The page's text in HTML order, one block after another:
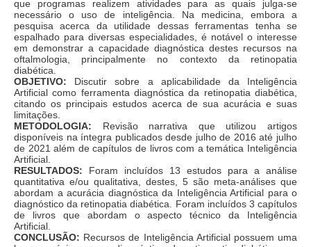
que programas realizem atividades para as quais julga-se
necessário o uso de inteligência. Na medicina, embora a
pesquisa acerca da utilidade dessas ferramentas tenha se
espalhado para diversas especialidades, é notável o interesse
em demonstrar a capacidade diagnóstica destes recursos na
oftalmologia, principalmente no contexto da retinopatia
diabética.
OBJETIVO: Discutir sobre a aplicabilidade da Inteligência
Artificial como ferramenta diagnóstica da retinopatia diabética,
citando os principais estudos acerca de sua acurácia e suas
limitações.
METODOLOGIA: Revisão narrativa que utilizou artigos
disponíveis na íntegra publicados desde julho de 2016 até julho
de 2021 além de capítulos de livros com a temática Inteligência
Artificial.
RESULTADOS: Foram incluídos 13 estudos para a análise
quantitativa e/ou qualitativa, destes, 5 são meta-análises que
abordam a acurácia diagnóstica da Inteligência Artificial para o
diagnóstico da retinopatia diabética. Foram incluídos 3 capítulos
de livros que abordam o aspecto técnico da Inteligência
Artificial.
CONCLUSÃO: Recursos de Inteligência Artificial possuem uma